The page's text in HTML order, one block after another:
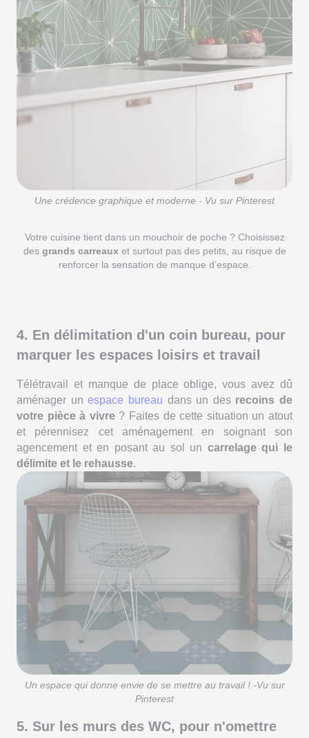
Une crédence graphique et moderne - Vu sur Pinterest
Votre cuisine tient dans un mouchoir de poche ? Choisissez
des grands carreaux et surtout pas des petits, au risque de
renforcer la sensation de manque d’espace.
4. En délimitation d'un coin bureau, pour
marquer les espaces loisirs et travail
Télétravail et manque de place oblige, vous avez dû
aménager unespace bureau dans un des recoins de
votre pièce à vivre? Faites de cette situation un atout
et pérennisez cet aménagement en soignant son
agencement et en posant au sol un carrelage qui le
délimite et le rehausse.
Un espace qui donne envie de se mettre au travail ! -Vu sur
Pinterest
5. Sur les murs des WC, pour n'omettre